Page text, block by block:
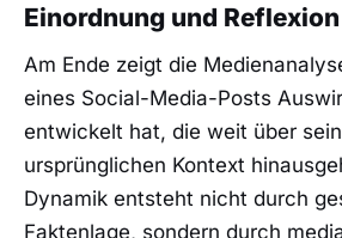
Einordnung und Reflexion
Am Ende zeigt die
eines Social-Media-Posts
entwickelt hat, die weit über
ursprünglichen Kontext
Dynamik entsteht nicht durch
Faktenlage, sondern durch